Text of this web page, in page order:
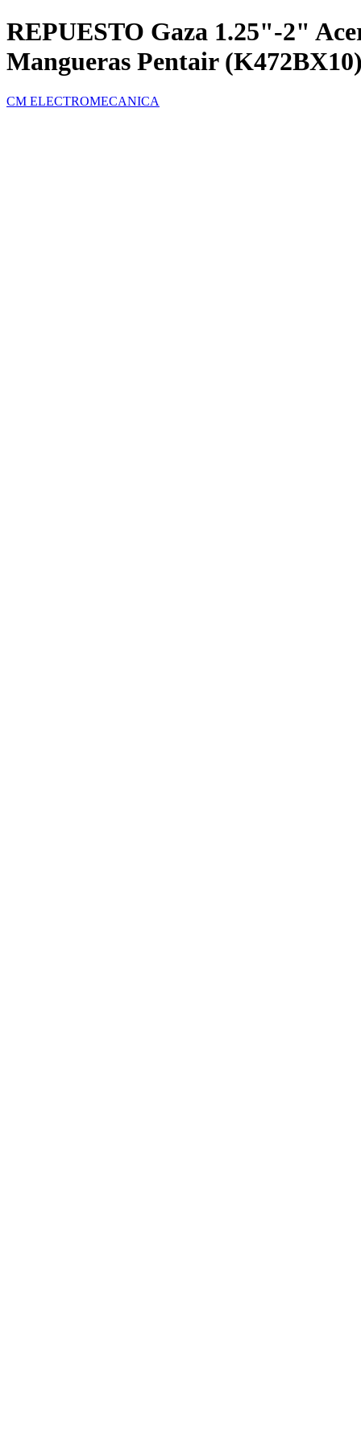
REPUESTO Gaza 1.25"-2"
Mangueras Pentair
CM ELECTROMECANICA